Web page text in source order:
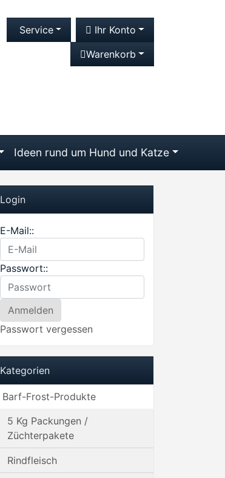
Service
Ihr Konto
Warenkorb
Ideen rund um Hund und Katze
Login
E-Mail::
Passwort::
Passwort vergessen
Kategorien
Barf-Frost-Produkte
5 Kg Packungen /
Züchterpakete
Rindfleisch